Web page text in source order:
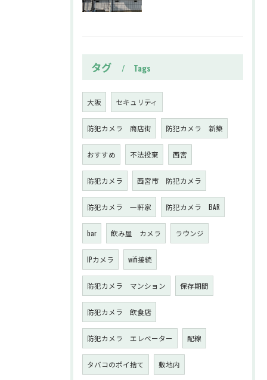
タグ Tags
大阪 セキュリティ
防犯カメラ 商店街 防犯カメラ 新築
おすすめ 不法投棄 西宮
防犯カメラ 西宮市 防犯カメラ
防犯カメラ 一軒家 防犯カメラ BAR
bar 飲み屋 カメラ ラウンジ
IPカメラ wifi接続
防犯カメラ マンション 保存期間
防犯カメラ 飲食店
防犯カメラ エレベーター 配線
タバコのポイ捨て 敷地内